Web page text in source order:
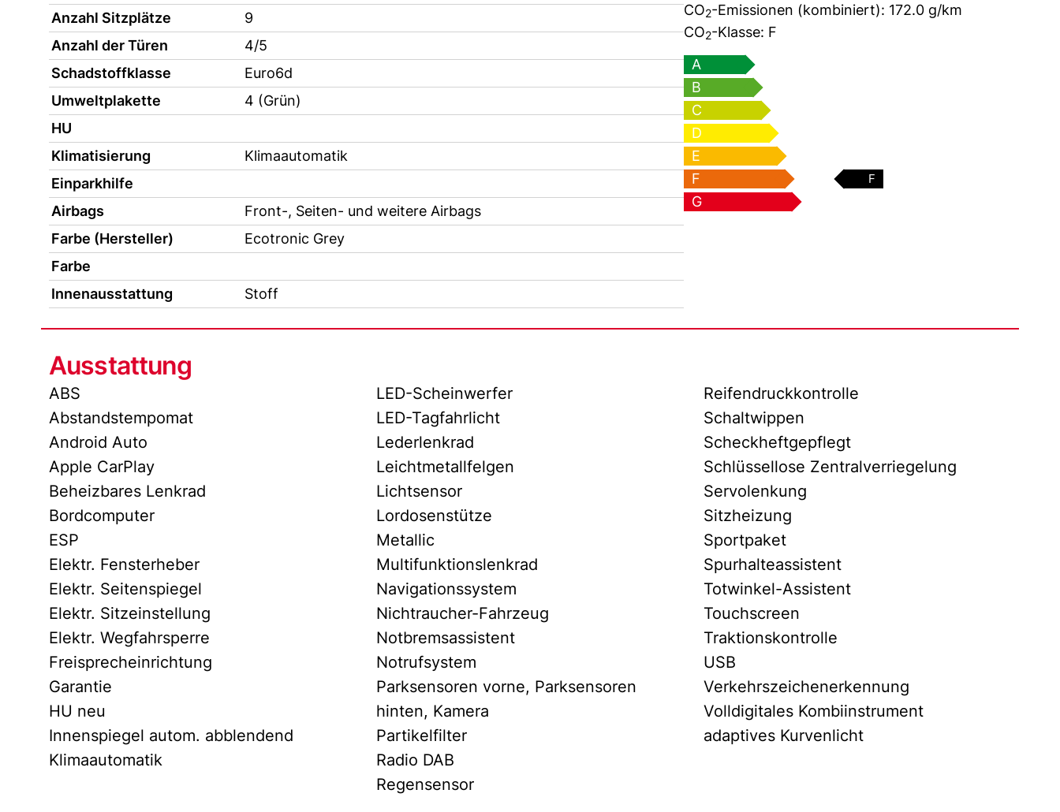
Anzahl Sitzplätze
9
Anzahl der Türen
4/5
Schadstoffklasse
Euro6d
Umweltplakette
4 (Grün)
HU
Klimatisierung
Klimaautomatik
Einparkhilfe
Airbags
Front-, Seiten- und weitere Airbags
Farbe (Hersteller)
Ecotronic Grey
Farbe
Innenausstattung
Stoff
CO2-Emissionen (kombiniert): 172.0 g/km
CO2-Klasse: F
A
B
C
D
E
F
F
G
Ausstattung
ABS
Abstandstempomat
Android Auto
Apple CarPlay
Beheizbares Lenkrad
Bordcomputer
ESP
Elektr. Fensterheber
Elektr. Seitenspiegel
Elektr. Sitzeinstellung
Elektr. Wegfahrsperre
Freisprecheinrichtung
Garantie
HU neu
Innenspiegel autom. abblendend
Klimaautomatik
LED-Scheinwerfer
LED-Tagfahrlicht
Lederlenkrad
Leichtmetallfelgen
Lichtsensor
Lordosenstütze
Metallic
Multifunktionslenkrad
Navigationssystem
Nichtraucher-Fahrzeug
Notbremsassistent
Notrufsystem
Parksensoren vorne, Parksensoren
hinten, Kamera
Partikelfilter
Radio DAB
Regensensor
Reifendruckkontrolle
Schaltwippen
Scheckheftgepflegt
Schlüssellose Zentralverriegelung
Servolenkung
Sitzheizung
Sportpaket
Spurhalteassistent
Totwinkel-Assistent
Touchscreen
Traktionskontrolle
USB
Verkehrszeichenerkennung
Volldigitales Kombiinstrument
adaptives Kurvenlicht